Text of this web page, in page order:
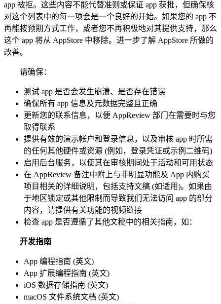
app 被拒。这些内容不能代替准则或保证 app 获批，但确保核
对这个列表中的每一项会是一个良好的开始。如果您的 app 不
再能按预期方式工作，或者您不再积极地对其提供支持，那么
这个 app 将从 AppStore 中移除。进一步了解 AppStore 所做的
改善。
请确保：
测试 app 是否会发生崩溃、是否存在错误
确保所有 app 信息及元数据完整且正确
更新您的联系信息，以便 AppReview 部门在需要时与您
取得联系
提供有效的演示帐户和登录信息，以及审核 app 时所需
的任何其他硬件或资源 (例如，登录凭证或示例二维码)
启用后台服务，以使其在审核期间处于活动和可用状态
在 AppReview 备注中附上与非明显功能及 App 内购买
项目相关的详细说明，包括支持文稿 (如适用)。如果由
于地区锁定或其他限制而导致我们无法访问 app 的部分
内容，请提供有关功能的视频链接
检查 app 是否遵循了其他文稿中的相关指南，如：
开发指南
App 编程指南 (英文)
App 扩展编程指南 (英文)
iOS 数据存储指南 (英文)
macOS 文件系统文档 (英文)